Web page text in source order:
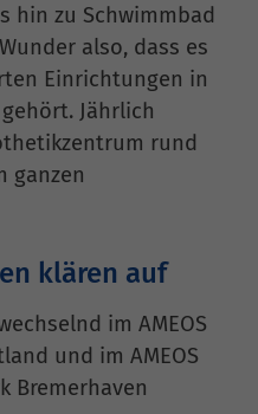
hin zu Schwimmbad
also, dass es
Einrichtungen in
Jährlich
rund
ganzen
klären auf
im AMEOS
und im AMEOS
Bremerhaven